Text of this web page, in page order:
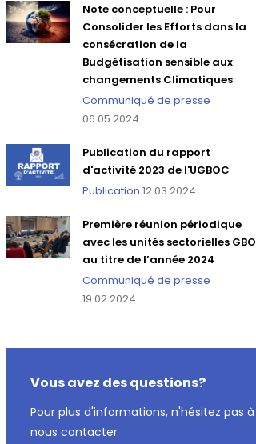
Note conceptuelle : Pour
Consolider les Efforts dans la
consécration de la
Budgétisation sensible aux
changements Climatiques
Communiqué de presse
06.05.2024
Publication du rapport
d'activité 2023 de l'UGBOC
Publication 12.03.2024
Première réunion périodique
avec les unités sectorielles GBO
au titre de l’année 2024
Communiqué de presse
19.02.2024
Vous avez des questions?
Pour plus d'informations, n'hésitez pas à
nous contacter